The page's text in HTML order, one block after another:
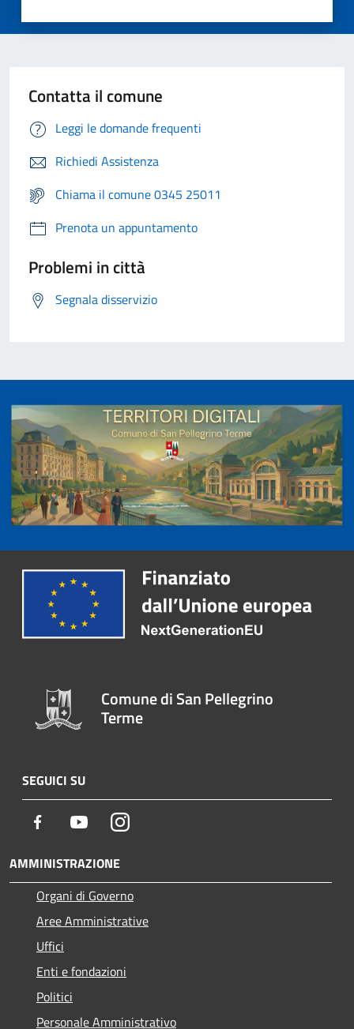
Contatta il comune
Leggi le domande frequenti
Richiedi Assistenza
Chiama il comune 0345 25011
Prenota un appuntamento
Problemi in città
Segnala disservizio
Comune di San Pellegrino
Terme
SEGUICI SU
Facebook YoutubeInstagram
AMMINISTRAZIONE
Organi di Governo
Aree Amministrative
Uffici
Enti e fondazioni
Politici
Personale Amministrativo